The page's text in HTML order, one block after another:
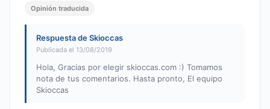
Opinión traducida
Respuesta de Skioccas
Publicada el 13/08/2019
Hola, Gracias por elegir skioccas.com :) Tomamos
nota de tus comentarios. Hasta pronto, El equipo
Skioccas